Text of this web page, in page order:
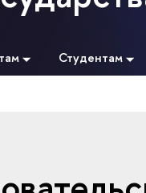
Студентам